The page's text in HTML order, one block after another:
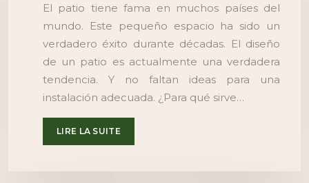
El patio tiene fama en muchos países del
mundo. Este pequeño espacio ha sido un
verdadero éxito durante décadas. El diseño
de un patio es actualmente una verdadera
tendencia. Y no faltan ideas para una
instalación adecuada. ¿Para qué sirve…
LIRE LA SUITE